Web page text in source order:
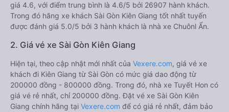
giá 4.6, với điểm trung bình là 4.6/5 bởi 26907 hành khách.
Trong đó hãng xe khách Sài Gòn Kiên Giang tốt nhất tuyến
được đánh giá 5.0/5 bởi 3 hành khách là nhà xe Chuônl Ẩn.
2. Giá vé xe Sài Gòn Kiên Giang
Hiện tại, theo cập nhật mới nhất của Vexere.com, giá vé xe
khách đi Kiên Giang từ Sài Gòn có mức giá dao động từ
200000 đồng - 800000 đồng. Trong đó, nhà xe Tuyết Hon có
giá vé rẻ nhất, chỉ 200000 đồng. Đặt vé xe Sài Gòn Kiên
Giang chính hãng tại Vexere.com để có giá rẻ nhất, đảm bảo